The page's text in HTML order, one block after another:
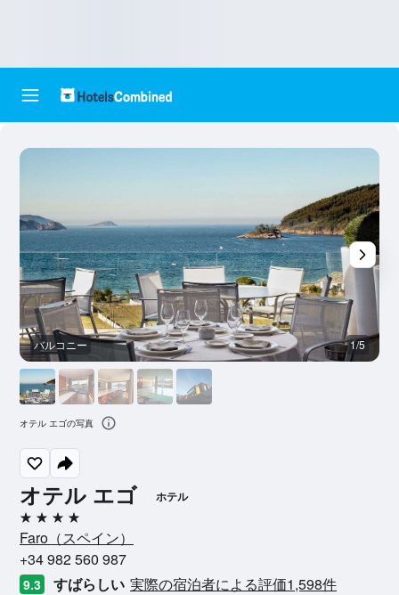
オテル エゴ ホテル
4つ星
Faro​（スペイン​）​
+34 982 560 987
9.3 すばらしい 実際の宿泊者による評価1,598​件
バルコニー 1/5
オテル エゴの写真